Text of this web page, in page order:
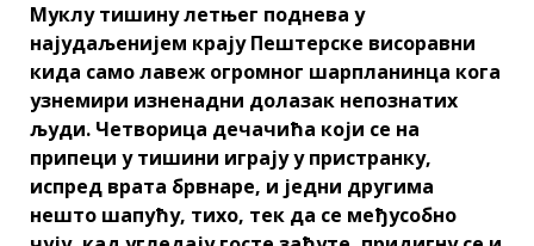
Муклу тишину летњег поднева у
најудаљенијем крају Пештерске висоравни
кида само лавеж огромног шарпланинца кога
узнемири изненадни долазак непознатих
људи. Четворица дечачића који се на
припеци у тишини играју у пристранку,
испред врата брвнаре, и једни другима
нешто шапућу, тихо, тек да се међусобно